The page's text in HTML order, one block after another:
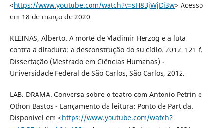
<https://www.youtube.com/watch?v=sH8BjWjDi3w> Acesso
em 18 de março de 2020.
KLEINAS, Alberto. A morte de Vladimir Herzog e a luta
contra a ditadura: a desconstrução do suicídio. 2012. 121 f.
Dissertação (Mestrado em Ciências Humanas) -
Universidade Federal de São Carlos, São Carlos, 2012.
LAB. DRAMA. Conversa sobre o teatro com Antonio Petrin e
Othon Bastos - Lançamento da leitura: Ponto de Partida.
Disponível em <https://www.youtube.com/watch?